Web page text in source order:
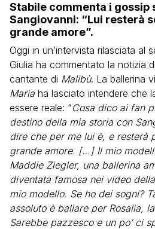
Stabile commenta i gossip
Sangiovanni: “Lui resterà
grande amore”.
Oggi in un’intervista rilasciata al
Giulia ha commentato la notizia
cantante di Malibù. La ballerina
Maria ha lasciato intendere che
essere reale: “Cosa dico ai fan
destino della mia storia con
dire che per me lui è, e resterà
grande amore. […] Il mio
Maddie Ziegler, una ballerina
diventata famosa nei video
mio modello. Se ho dei sogni?
assoluto è ballare per Rosalia,
Sarebbe pazzesco e un po’ ci